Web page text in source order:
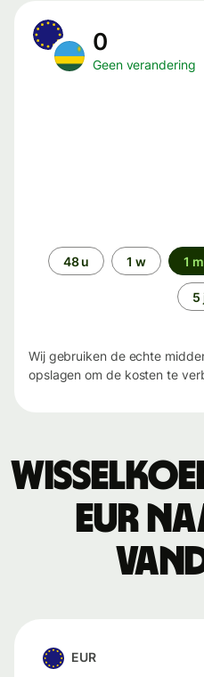
0
Geen verandering
Periode48 u 1 w 1 m
5
Wij gebruiken de echte
opslagen om de kosten te
EUR
EUR